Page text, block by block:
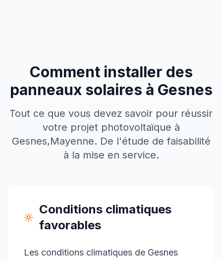
Comment installer des
panneaux solaires à Gesnes
Tout ce que vous devez savoir pour réussir
votre projet photovoltaïque à
Gesnes,Mayenne. De l'étude de faisabilité
à la mise en service.
Conditions climatiques
favorables
Les conditions climatiques de Gesnes